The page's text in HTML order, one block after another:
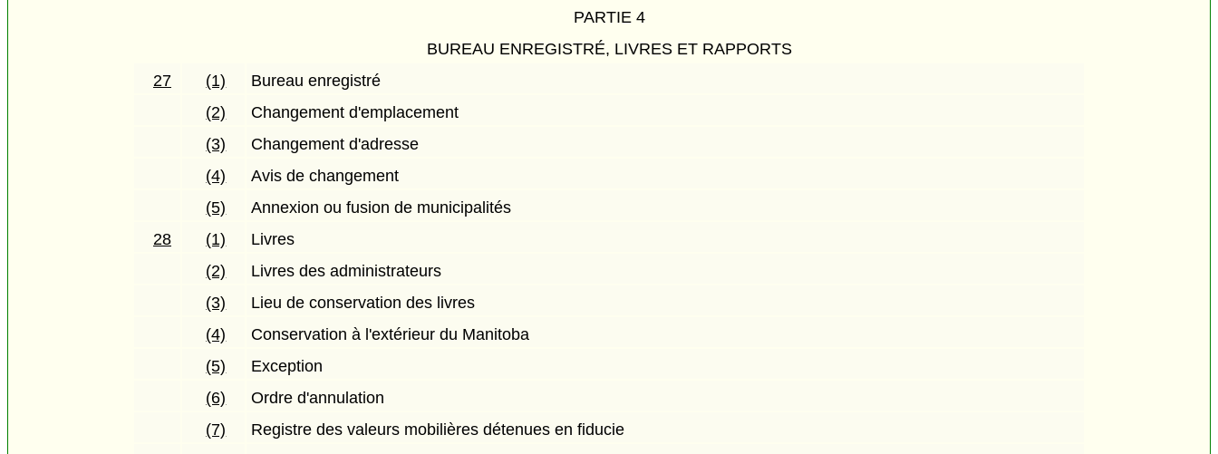
PARTIE 4
BUREAU ENREGISTRÉ, LIVRES ET RAPPORTS
27
(1)
Bureau enregistré
(2)
Changement d'emplacement
(3)
Changement d'adresse
(4)
Avis de changement
(5)
Annexion ou fusion de municipalités
28
(1)
Livres
(2)
Livres des administrateurs
(3)
Lieu de conservation des livres
(4)
Conservation à l'extérieur du Manitoba
(5)
Exception
(6)
Ordre d'annulation
(7)
Registre des valeurs mobilières détenues en fiducie